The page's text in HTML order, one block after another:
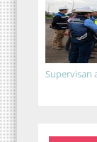
Supervisan